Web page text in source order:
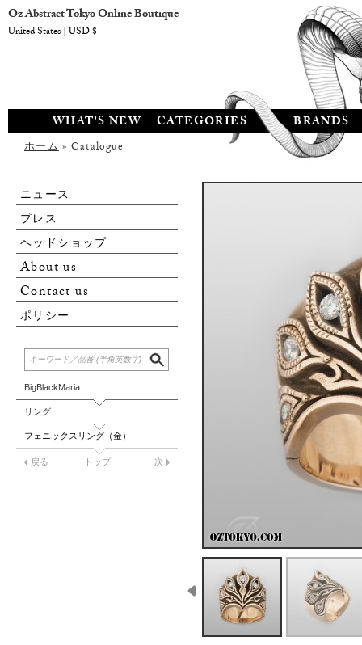
WHAT'S NEW CATEGORIES BRANDS
ホーム» Catalogue
ニュース
プレス
ヘッドショップ
About us
Contact us
ポリシー
BigBlackMaria
リング
フェニックスリング（金）
戻る トップ 次
Oz Abstract Tokyo Online Boutique
United States | USD $